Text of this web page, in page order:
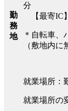
勤
務
地
分
【最寄IC
＊自転車、
（敷地内に
就業場所：
就業場所の